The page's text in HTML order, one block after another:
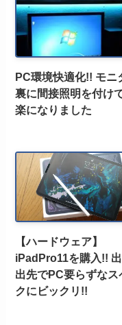
PC環境快適化!! モニ
裏に間接照明を付け
楽になりました
【ハードウェア】
iPadPro11を購入!!
出先でPC要らずなス
クにビックリ!!